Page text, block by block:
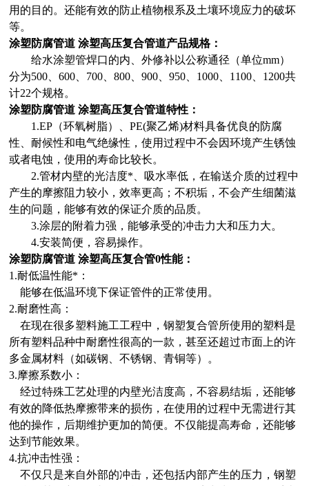
用的目的。还能有效的防止植物根系及土壤环境应力的破坏
等。
涂塑防腐管道 涂塑高压复合管道产品规格：
给水涂塑管焊口的内、外修补以公称通径（单位mm）
分为500、600、700、800、900、950、1000、1100、1200共
计22个规格。
涂塑防腐管道 涂塑高压复合管道特性：
1.EP（环氧树脂）、PE(聚乙烯)材料具备优良的防腐
性、耐候性和电气绝缘性，使用过程中不会因环境产生锈蚀
或者电蚀，使用的寿命比较长。
2.管材内壁的光洁度*、吸水率低，在输送介质的过程中
产生的摩擦阻力较小，效率更高；不积垢，不会产生细菌滋
生的问题，能够有效的保证介质的品质。
3.涂层的附着力强，能够承受的冲击力大和压力大。
4.安装简便，容易操作。
涂塑防腐管道 涂塑高压复合管0性能：
1.耐低温性能*：
能够在低温环境下保证管件的正常使用。
2.耐磨性高：
在现在很多塑料施工工程中，钢塑复合管所使用的塑料是
所有塑料品种中耐磨性很高的一款，甚至还超过市面上的许
多金属材料（如碳钢、不锈钢、青铜等）。
3.摩擦系数小：
经过特殊工艺处理的内壁光洁度高，不容易结垢，还能够
有效的降低热摩擦带来的损伤，在使用的过程中无需进行其
他的操作，后期维护更加的简便。不仅能提高寿命，还能够
达到节能效果。
4.抗冲击性强：
不仅只是来自外部的冲击，还包括内部产生的压力，钢塑